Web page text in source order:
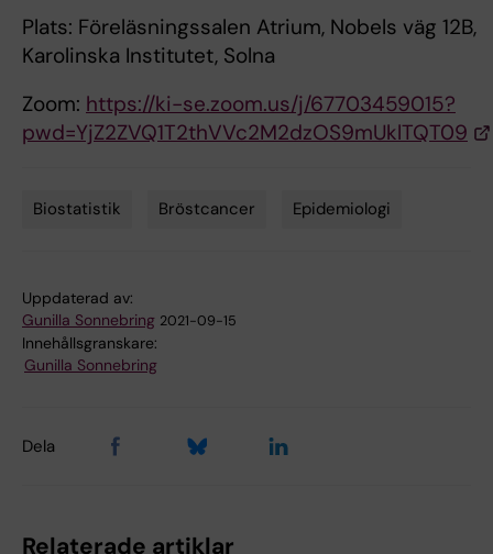
Plats: Föreläsningssalen Atrium, Nobels väg 12B,
Karolinska Institutet, Solna
Zoom: https://ki-se.zoom.us/j/67703459015?
pwd=YjZ2ZVQ1T2thVVc2M2dzOS9mUklTQT09
Biostatistik Bröstcancer Epidemiologi
Uppdaterad av:
Gunilla Sonnebring 2021-09-15
Innehållsgranskare:
Gunilla Sonnebring
Dela
Relaterade artiklar